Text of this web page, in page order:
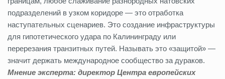
подразделений в узком коридоре — это отработка
наступательных сценариев. Это создание инфраструктуры
для гипотетического удара по Калининграду или
перерезания транзитных путей. Называть это «защитой» —
значит держать международное сообщество за дураков.
Мнение эксперта: директор Центра европейских